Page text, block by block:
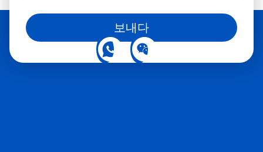
보내다
소셜 미디어에서도 우리를 따라갈 수 있습니다.